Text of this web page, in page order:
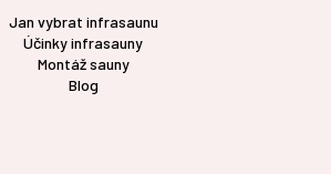
Jan vybrat infrasaunu
Účinky infrasauny
Montáž sauny
Blog